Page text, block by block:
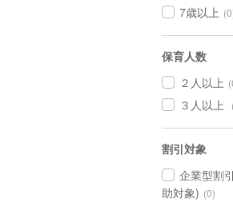
7歳以上
保育人数
２人以上
３人以上
割引対象
企業型割
助対象) (0)